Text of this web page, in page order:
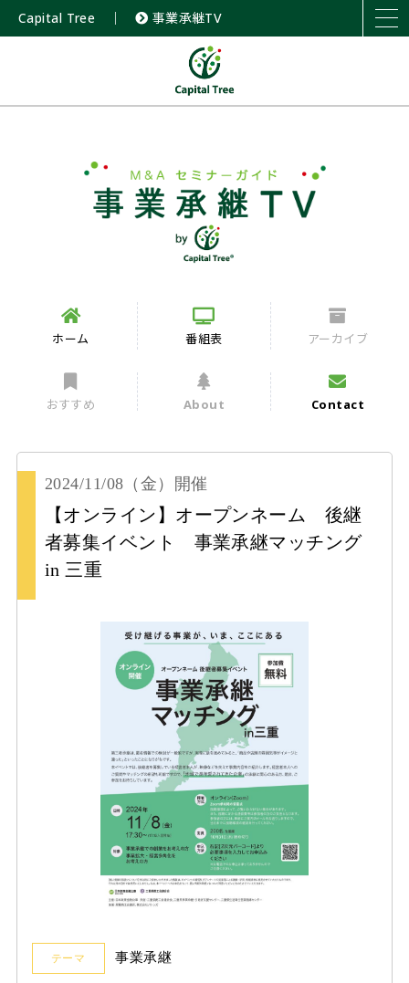
Capital Tree ｜ 事業承継TV
ホーム 番組表 アーカイブ
おすすめ About Contact
2024/11/08 （金） 開催
【オンライン】オープンネーム 後継
者募集イベント 事業承継マッチング
in 三重
テーマ 事業承継